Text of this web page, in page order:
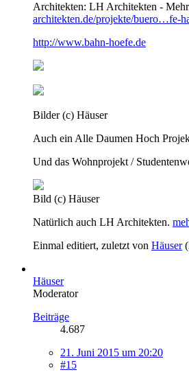
Architekten: LH Architekten -
architekten.de/projekte/buero…fe-
http://www.bahn-hoefe.de
Bilder (c) Häuser
Auch ein Alle Daumen Hoch
Und das Wohnprojekt /
Bild (c) Häuser
Natürlich auch LH Architekten.
Einmal editiert, zuletzt von Häuser(
Häuser
Moderator
Beiträge
4.687
21. Juni 2015 um 20:20
#15